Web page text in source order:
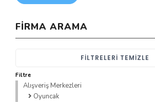
FIRMA ARAMA
FILTRELERI TEMIZLE
Filtre
Alışveriş Merkezleri
Oyuncak